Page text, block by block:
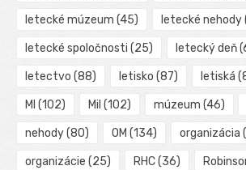
letecké múzeum (45) letecké nehody
letecké spoločnosti (25) letecký deň
letectvo (88) letisko (87) letiská
MI (102) Mil (102) múzeum (46)
nehody(80) OM (134) organizácia
organizácie (25) RHC(36)